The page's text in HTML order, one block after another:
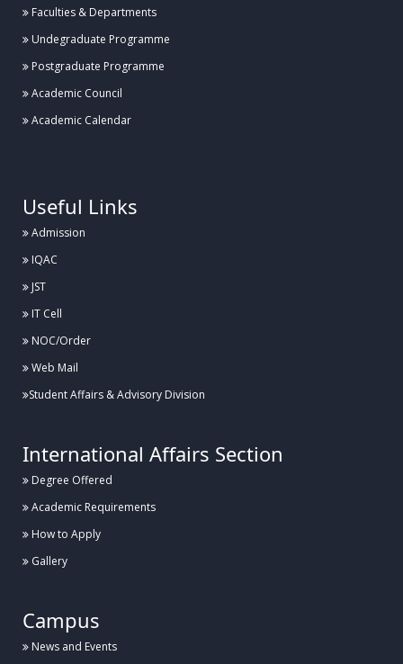
Posted: ২৬ জুলাই, হাবিপ্রবি, দিনাজপুর
হাবিপ্রবিতে ঔষধ পরিচিতি বিষয়ক সেমিনার অনুষ্ঠিত
Posted:
Posted:১৬ জুলাই, হাবিপ্রবি, দিনাজপুর
Posted:১২ জুলাই, হাবিপ্রবি, দিনাজপুর
আন্তঃবিশ্ববিদ্যালয় তায়কোয়ানডো ও কারাতে প্রতিযোগিতা ২০২৬ এ হাবিপ্রবি’র সাফল্য
হাবিপ্রবিতে প্রথমবারের মতো আন্তর্জাতিক কংগ্রেস ICBISET-2026 অনুষ্ঠিত
Faculties & Departments
Undegraduate Programme
Postgraduate Programme
Academic Council
Academic Calendar
Useful Links
Admission
IQAC
JST
IT Cell
NOC/Order
Web Mail
Student Affairs & Advisory Division
International Affairs Section
Degree Offered
Academic Requirements
How to Apply
Gallery
Campus
News and Events